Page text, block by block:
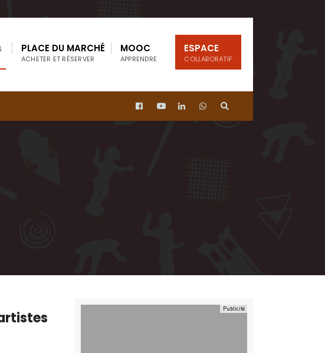
PLACE DU MARCHÉ
ACHETER ET RÉSERVER
ESPACE
COLLABORATIF
MOOC
APPRENDRE